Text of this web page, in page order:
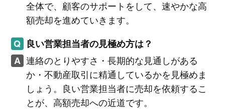
全体で、顧客のサポートをして、速やかな高
額売却を進めていきます。
良い営業担当者の見極め方は？
連絡のとりやすさ・長期的な見通しがある
か・不動産取引に精通しているかを見極めま
しょう。良い営業担当者に売却を依頼するこ
とが、高額売却への近道です。